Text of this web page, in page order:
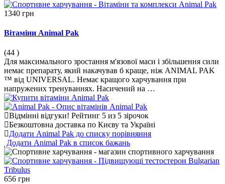
1340 грн
Вітаміни Animal Pak
(44 )
Для максимального зростання м'язової маси і збільшення сили
немає препарату, який накачував б краще, ніж ANIMAL PAK
™ від UNIVERSAL. Немає кращого харчування при
напружених тренуваннях. Насичений на …
Відмінні відгуки! Рейтинг 5 из 5 зірочок
Безкоштовна доставка по Києву та Україні
Додати Animal Pak до списку порівняння
Додати Animal Pak в список бажань
656 грн